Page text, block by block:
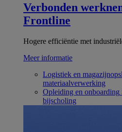
Verbonden
Frontline
Hogere efficiëntie met
Meer informatie
Logistiek en
materiaalverwerking
Opleiding en onboarding
bijscholing